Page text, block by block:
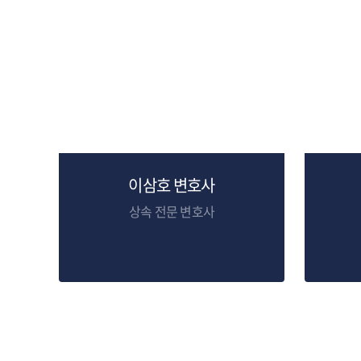
이삼호 변호사
상속 전문 변호사